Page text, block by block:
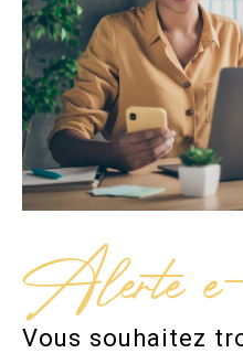
Alerte
Vous souhaitez